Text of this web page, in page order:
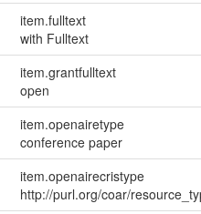
item.fulltext
with Fulltext
item.grantfulltext
open
item.openairetype
conference paper
item.openairecristype
http://purl.org/coar/